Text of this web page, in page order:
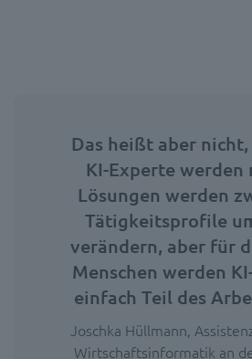
Das heißt aber
KI-Experte werden
Lösungen werden
Tätigkeitsprofile
verändern, aber für
Menschen werden
einfach Teil des
Joschka Hüllmann,
Wirtschaftsinformatik an